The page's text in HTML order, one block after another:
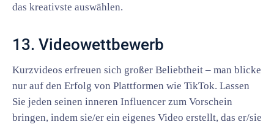
das kreativste auswählen.
13. Videowettbewerb
Kurzvideos erfreuen sich großer Beliebtheit – man blicke
nur auf den Erfolg von Plattformen wie TikTok. Lassen
Sie jeden seinen inneren Influencer zum Vorschein
bringen, indem sie/er ein eigenes Video erstellt, das er/sie